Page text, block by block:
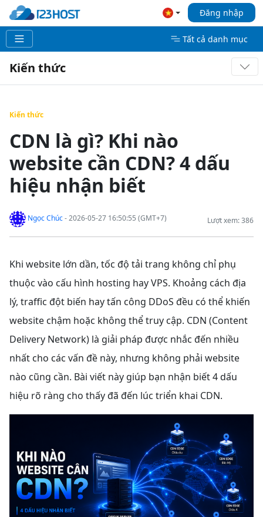
Đăng nhập
Tất cả danh mục
Kiến thức
Kiến thức
CDN là gì? Khi nào
website cần CDN? 4 dấu
hiệu nhận biết
Lượt xem: 386
Ngọc Chúc- 2026-05-27 16:50:55 (GMT+7)
Khi website lớn dần, tốc độ tải trang không chỉ phụ
thuộc vào cấu hình hosting hay VPS. Khoảng cách địa
lý, traffic đột biến hay tấn công DDoS đều có thể khiến
website chậm hoặc không thể truy cập. CDN (Content
Delivery Network) là giải pháp được nhắc đến nhiều
nhất cho các vấn đề này, nhưng không phải website
nào cũng cần. Bài viết này giúp bạn nhận biết 4 dấu
hiệu rõ ràng cho thấy đã đến lúc triển khai CDN.